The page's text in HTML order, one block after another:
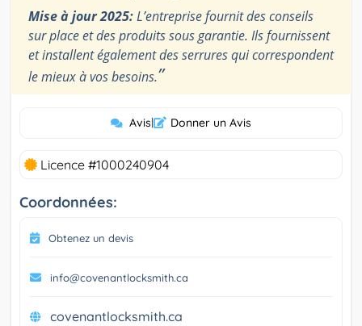
Mise à jour 2025:L’entreprise fournit des conseils
sur place et des produits sous garantie. Ils fournissent
et installent également des serrures qui correspondent
le mieux à vos besoins.”
Avis| Donner un Avis
Licence #1000240904
Coordonnées:
Obtenez un devis
info@covenantlocksmith.ca
covenantlocksmith.ca